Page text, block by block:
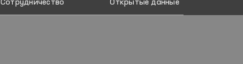
Сотрудничество Открытые данные